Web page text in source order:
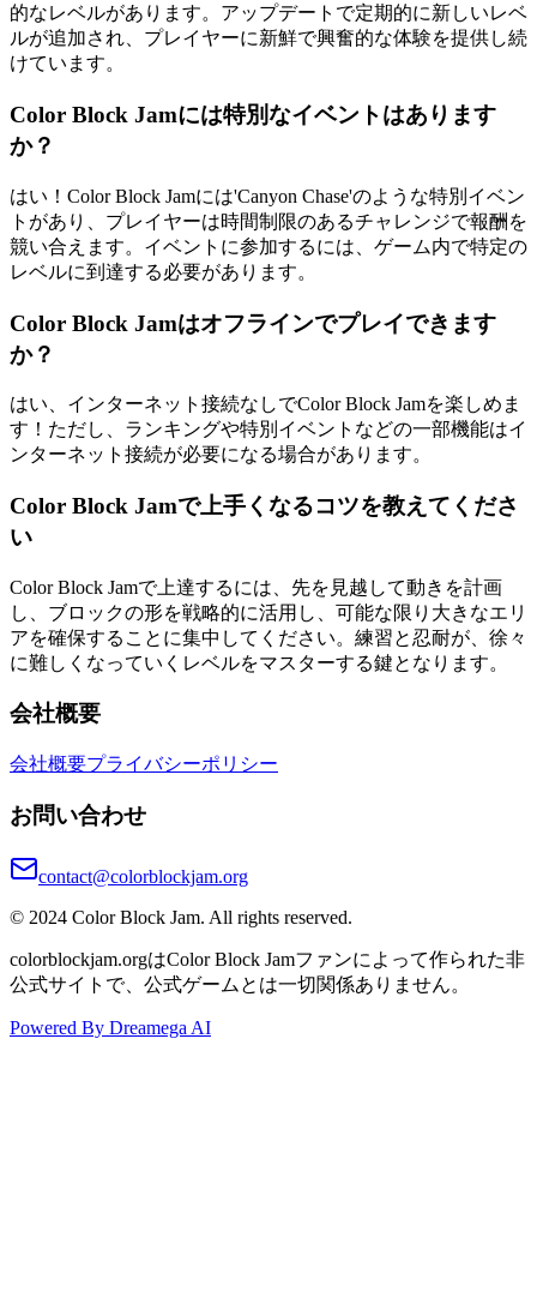
的なレベルがあります。アップデートで定期的に新しいレベ
ルが追加され、プレイヤーに新鮮で興奮的な体験を提供し続
けています。
Color Block Jamには特別なイベントはあります
か？
はい！Color Block Jamには'Canyon Chase'のような特別イベン
トがあり、プレイヤーは時間制限のあるチャレンジで報酬を
競い合えます。イベントに参加するには、ゲーム内で特定の
レベルに到達する必要があります。
Color Block Jamはオフラインでプレイできます
か？
はい、インターネット接続なしでColor Block Jamを楽しめま
す！ただし、ランキングや特別イベントなどの一部機能はイ
ンターネット接続が必要になる場合があります。
Color Block Jamで上手くなるコツを教えてくださ
い
Color Block Jamで上達するには、先を見越して動きを計画
し、ブロックの形を戦略的に活用し、可能な限り大きなエリ
アを確保することに集中してください。練習と忍耐が、徐々
に難しくなっていくレベルをマスターする鍵となります。
会社概要
会社概要プライバシーポリシー
お問い合わせ
contact@colorblockjam.org
© 2024 Color Block Jam. All rights reserved.
colorblockjam.orgはColor Block Jamファンによって作られた非
公式サイトで、公式ゲームとは一切関係ありません。
Powered By Dreamega AI